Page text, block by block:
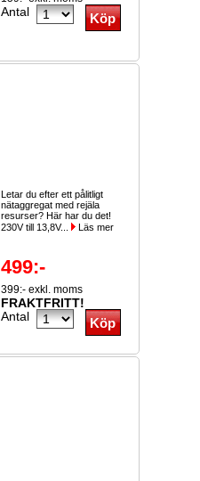
Antal
Letar du efter ett pålitligt
nätaggregat med rejäla
resurser? Här har du det!
230V till 13,8V...
Läs mer
499:-
399:- exkl. moms
FRAKTFRITT!
Antal